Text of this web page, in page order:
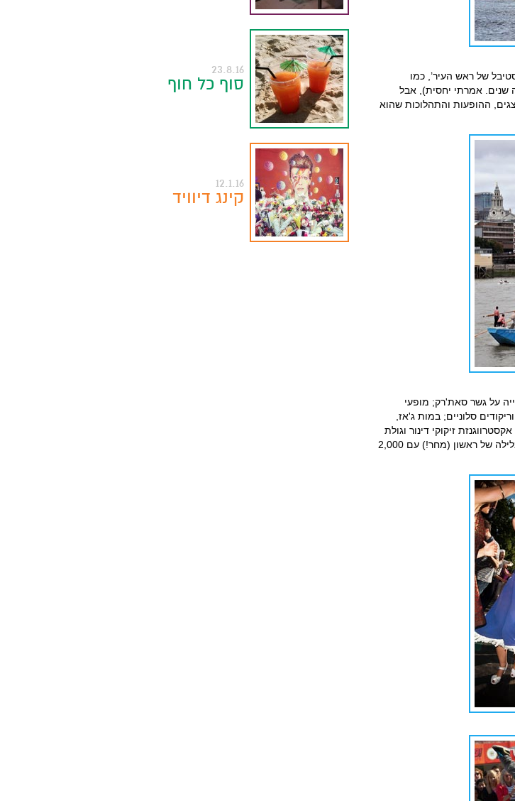
של ראש העיר’, כמו
אמרתי יחסית), אבל
ההופעות והתהלוכות שהוא
על גשר סאת'רק; מופעי
סלוניים; במות ג'אז,
זיקוקי דינור וגולת
הכותרת – תהלוכה מנצנצת ומרחיבת אישונים שנועלת את הפסטיבל בלילה של ראשון (מחר!) עם 2,000
23.8.16
סוף כל חוף
12.1.16
קינג דיוויד